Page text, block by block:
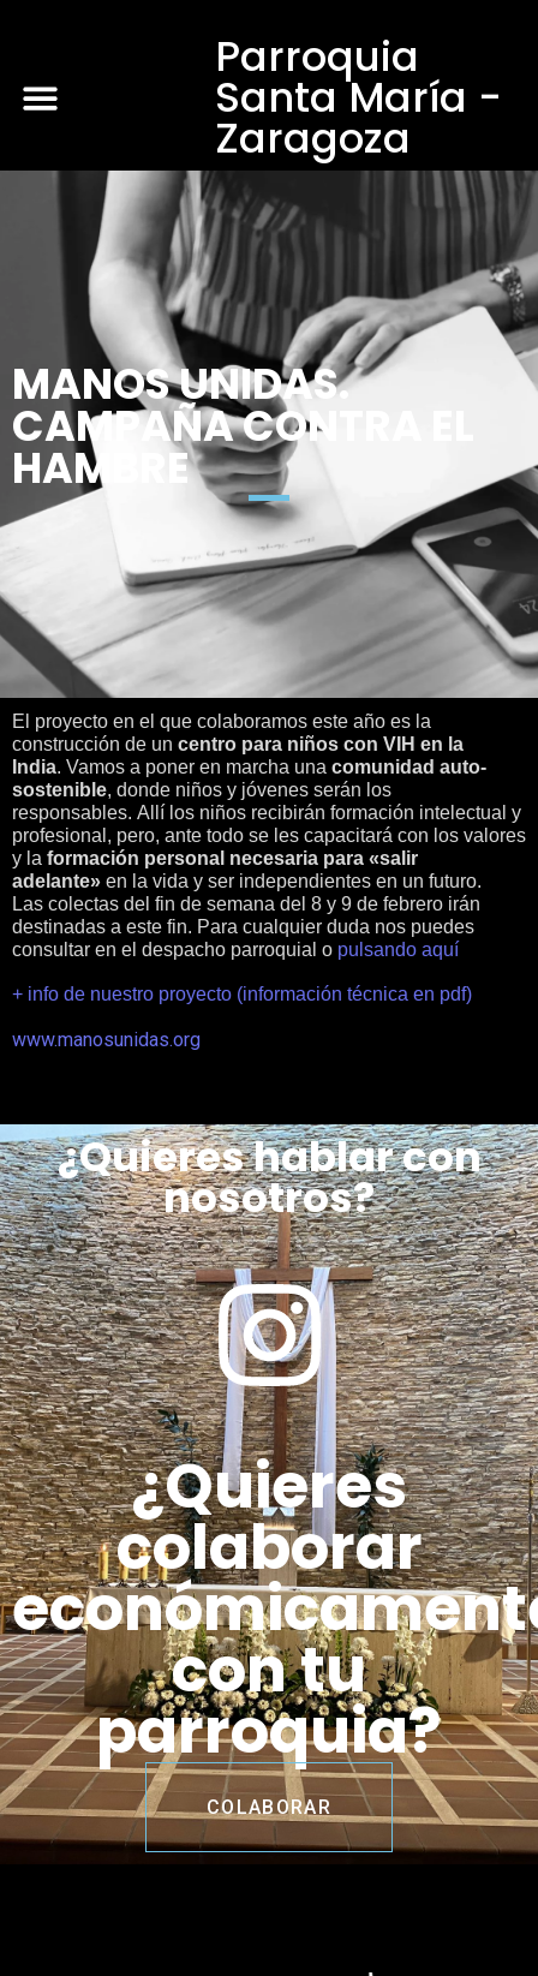
Parroquia
Santa María -
Zaragoza
MANOS UNIDAS.
CAMPAÑA CONTRA EL
HAMBRE
El proyecto en el que colaboramos este año es la
construcción de un centro para niños con VIH en la
India. Vamos a poner en marcha una comunidad auto-
sostenible, donde niños y jóvenes serán los
responsables. Allí los niños recibirán formación intelectual y
profesional, pero, ante todo se les capacitará con los valores
y la formación personal necesaria para «salir
adelante» en la vida y ser independientes en un futuro.
Las colectas del fin de semana del 8 y 9 de febrero irán
destinadas a este fin. Para cualquier duda nos puedes
consultar en el despacho parroquial o pulsando aquí
+ info de nuestro proyecto (información técnica en pdf)
www.manosunidas.org
¿Quieres hablar con
nosotros?
¿Quieres
colaborar
con tu
parroquia?
COLABORAR